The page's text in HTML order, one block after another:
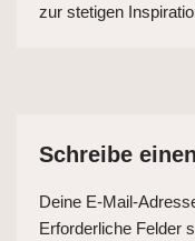
zur stetigen
Schreibe
Deine E-Mail-
Erforderliche Felder